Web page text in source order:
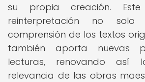
su propia creación.
reinterpretación no solo
comprensión de los textos
también aporta nuevas
lecturas, renovando así
relevancia de las obras